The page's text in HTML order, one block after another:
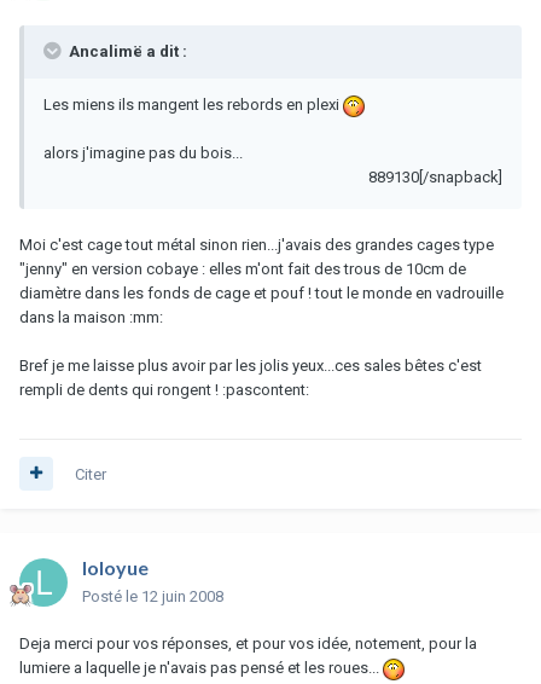
Ancalimë a dit :
Les miens ils mangent les rebords en plexi
alors j'imagine pas du bois...
889130[/snapback]
Moi c'est cage tout métal sinon rien...j'avais des grandes cages type
"jenny" en version cobaye : elles m'ont fait des trous de 10cm de
diamètre dans les fonds de cage et pouf ! tout le monde en vadrouille
dans la maison :mm:
Bref je me laisse plus avoir par les jolis yeux...ces sales bêtes c'est
rempli de dents qui rongent ! :pascontent:
Citer
loloyue
Posté le 12 juin 2008
Deja merci pour vos réponses, et pour vos idée, notement, pour la
lumiere a laquelle je n'avais pas pensé et les roues...